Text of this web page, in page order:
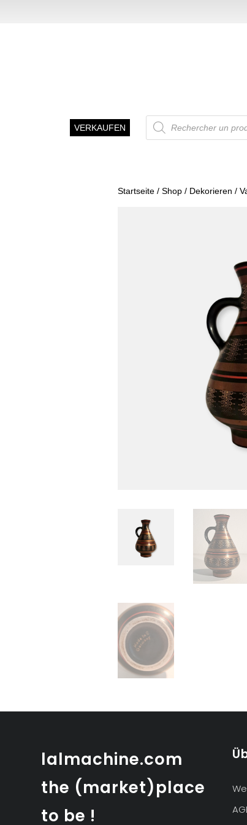
VERKAUFEN
Recherche
de
produits
Startseite / Shop / Dekorieren /
lalmachine.com
the (market)place
to be !